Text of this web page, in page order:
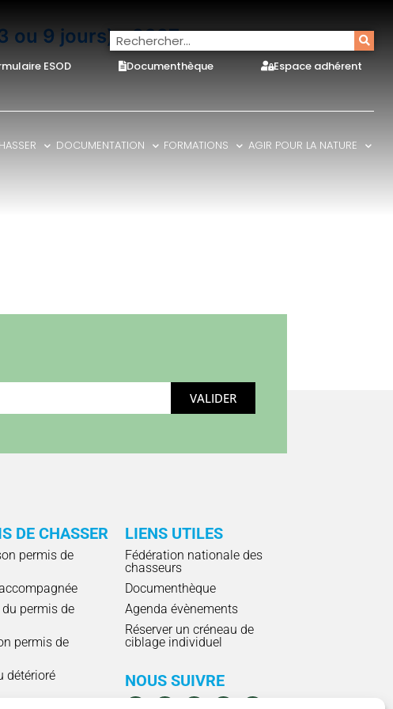
ESOD Documenthèque
Espace adhérent
DOCUMENTATION FORMATIONS AGIR POUR LA NATURE
ou 9 jours) - 2627
VALIDER
DE CHASSER
permis de
permis de
permis de
détérioré
LIENS UTILES
Fédération nationale des
chasseurs
Documenthèque
Agenda évènements
Réserver un créneau de
ciblage individuel
NOUS SUIVRE